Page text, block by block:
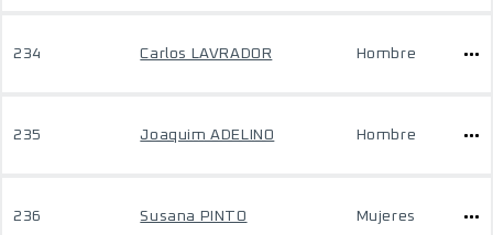
234 Carlos LAVRADOR Hombre
235 Joaquim ADELINO Hombre
236 Susana PINTO Mujeres